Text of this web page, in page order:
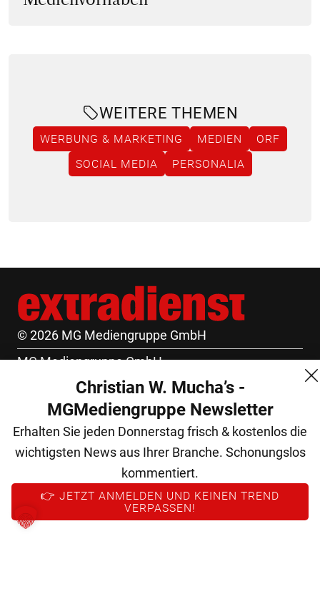
WEITERE THEMEN
WERBUNG & MARKETING MEDIEN
ORF
SOCIAL MEDIA
PERSONALIA
© 2026 MG Mediengruppe GmbH
MG Mediengruppe GmbH
Burgring 1/7
1010 Wien
+43 (1) 522 14 14
office@mgmedien.at
Kontakt
AGB
Christian W. Mucha’s -
MGMediengruppe Newsletter
Erhalten Sie jeden Donnerstag frisch & kostenlos die
wichtigsten News aus Ihrer Branche. Schonungslos
kommentiert.
👉 JETZT ANMELDEN UND KEINEN TREND
VERPASSEN!